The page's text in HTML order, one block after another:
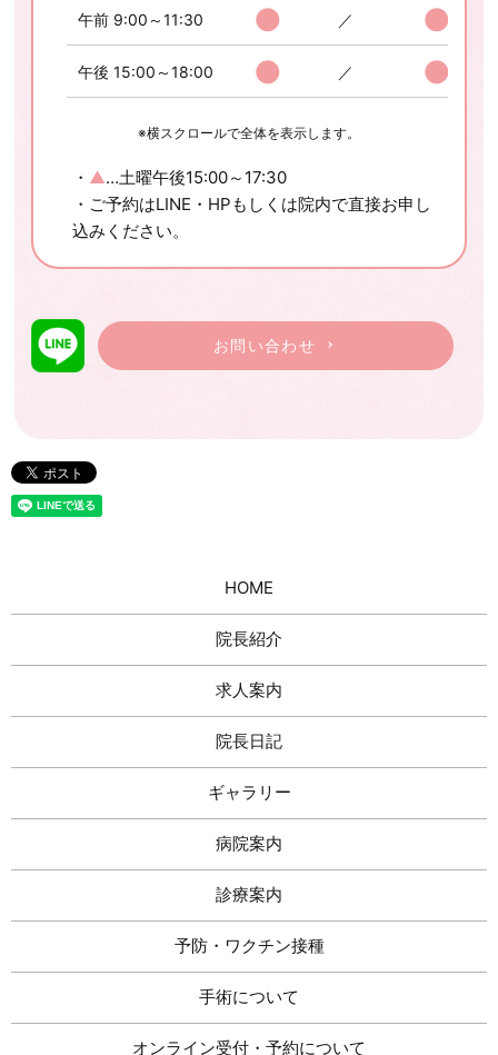
午前 9:00～11:30 ● ／ ●
午後 15:00～18:00 ● ／ ●
※横スクロールで全体を表示します。
・ ▲…土曜午後15:00～17:30
・ご予約はLINE・HPもしくは院内で直接お申し
込みください。
お問い合わせ
HOME
院長紹介
求人案内
院長日記
ギャラリー
病院案内
診療案内
予防・ワクチン接種
手術について
オンライン受付・予約について